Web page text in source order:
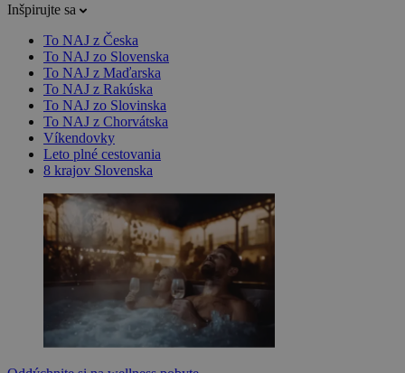
Inšpirujte sa
To NAJ z Česka
To NAJ zo Slovenska
To NAJ z Maďarska
To NAJ z Rakúska
To NAJ zo Slovinska
To NAJ z Chorvátska
Víkendovky
Leto plné cestovania
8 krajov Slovenska